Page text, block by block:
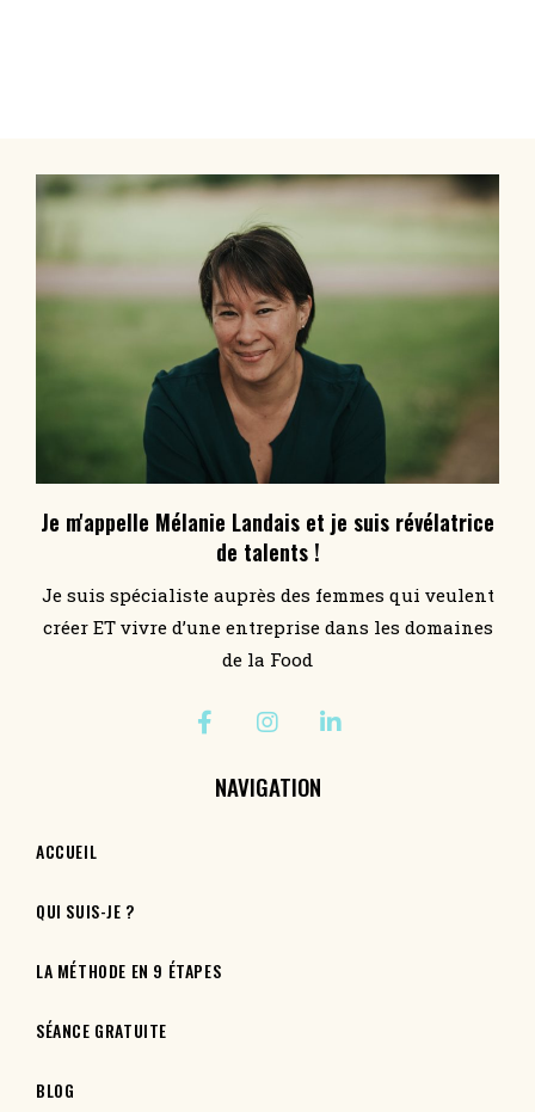
Je m'appelle Mélanie Landais et je suis révélatrice
de talents !
Je suis spécialiste auprès des femmes qui veulent
créer ET vivre d’une entreprise dans les domaines
de la Food
NAVIGATION
ACCUEIL
QUI SUIS-JE ?
LA MÉTHODE EN 9 ÉTAPES
SÉANCE GRATUITE
BLOG